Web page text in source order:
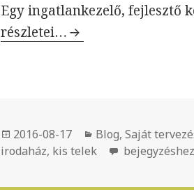
Egy ingatlankezelő, fejlesztő
Irodaház és bemutatóterem
részletei…
Közzétéve
2016-08-17 Kategória
Blog,Saját
irodaház, kis telek Irodaház és